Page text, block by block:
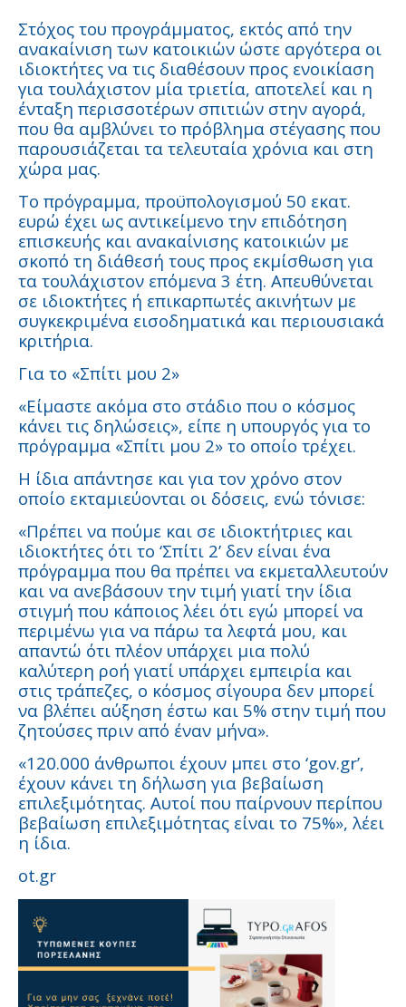
Στόχος του προγράμματος, εκτός από την
ανακαίνιση των κατοικιών ώστε αργότερα οι
ιδιοκτήτες να τις διαθέσουν προς ενοικίαση
για τουλάχιστον μία τριετία, αποτελεί και η
ένταξη περισσοτέρων σπιτιών στην αγορά,
που θα αμβλύνει το πρόβλημα στέγασης που
παρουσιάζεται τα τελευταία χρόνια και στη
χώρα μας.
Το πρόγραμμα, προϋπολογισμού 50 εκατ.
ευρώ έχει ως αντικείμενο την επιδότηση
επισκευής και ανακαίνισης κατοικιών με
σκοπό τη διάθεσή τους προς εκμίσθωση για
τα τουλάχιστον επόμενα 3 έτη. Απευθύνεται
σε ιδιοκτήτες ή επικαρπωτές ακινήτων με
συγκεκριμένα εισοδηματικά και περιουσιακά
κριτήρια.
Για το «Σπίτι μου 2»
«Είμαστε ακόμα στο στάδιο που ο κόσμος
κάνει τις δηλώσεις», είπε η υπουργός για το
πρόγραμμα «Σπίτι μου 2» το οποίο τρέχει.
Η ίδια απάντησε και για τον χρόνο στον
οποίο εκταμιεύονται οι δόσεις, ενώ τόνισε:
«Πρέπει να πούμε και σε ιδιοκτήτριες και
ιδιοκτήτες ότι το ‘Σπίτι 2’ δεν είναι ένα
πρόγραμμα που θα πρέπει να εκμεταλλευτούν
και να ανεβάσουν την τιμή γιατί την ίδια
στιγμή που κάποιος λέει ότι εγώ μπορεί να
περιμένω για να πάρω τα λεφτά μου, και
απαντώ ότι πλέον υπάρχει μια πολύ
καλύτερη ροή γιατί υπάρχει εμπειρία και
στις τράπεζες, ο κόσμος σίγουρα δεν μπορεί
να βλέπει αύξηση έστω και 5% στην τιμή που
ζητούσες πριν από έναν μήνα».
«120.000 άνθρωποι έχουν μπει στο ‘gov.gr’,
έχουν κάνει τη δήλωση για βεβαίωση
επιλεξιμότητας. Αυτοί που παίρνουν περίπου
βεβαίωση επιλεξιμότητας είναι το 75%», λέει
η ίδια.
ot.gr